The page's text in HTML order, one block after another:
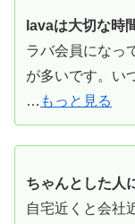
lavaは大切な時
ラバ会員になっ
が多いです。い
… もっと見る
ちゃんとした人
自宅近くと会社